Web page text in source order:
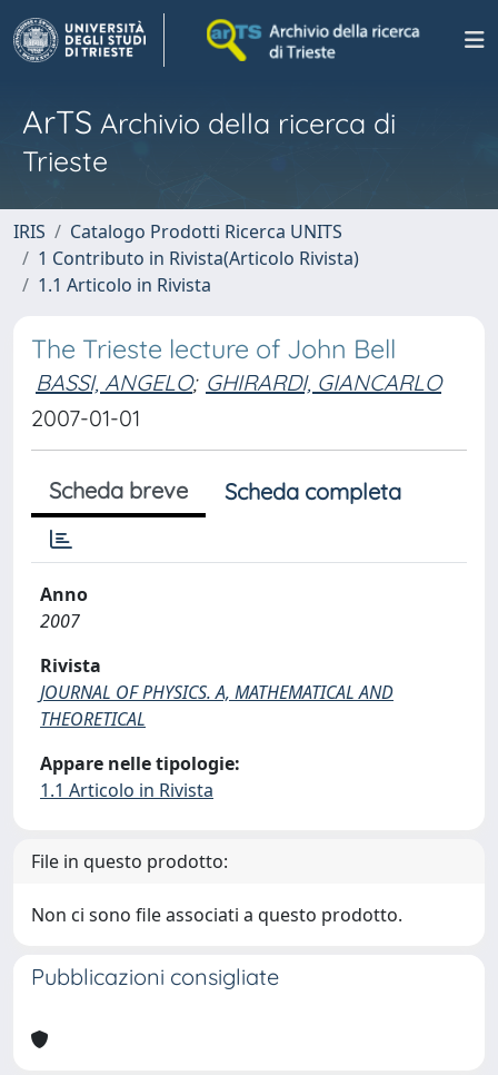
ArTS Archivio della ricerca di
Trieste
IRIS
Catalogo Prodotti Ricerca UNITS
1 Contributo in Rivista(Articolo Rivista)
1.1 Articolo in Rivista
The Trieste lecture of John Bell
BASSI, ANGELO; GHIRARDI, GIANCARLO
2007-01-01
Scheda breve Scheda completa
Anno
2007
Rivista
JOURNAL OF PHYSICS. A, MATHEMATICAL AND
THEORETICAL
Appare nelle tipologie:
1.1 Articolo in Rivista
File in questo prodotto:
Non ci sono file associati a questo prodotto.
Pubblicazioni consigliate